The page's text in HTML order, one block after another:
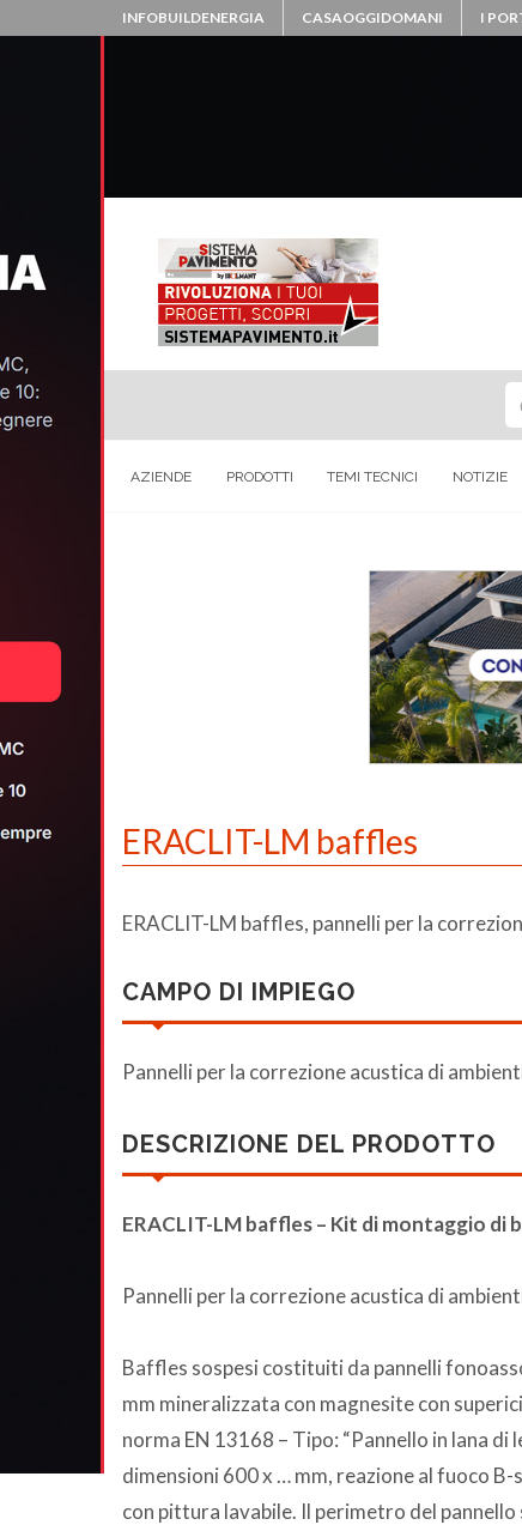
INFOBUILDENERGIA CASAOGGIDOMANI I
AZIENDE PRODOTTI TEMI TECNICI NOTIZIE
ERACLIT-LM baffles
ERACLIT-LM baffles, pannelli per la
CAMPO DI IMPIEGO
Pannelli per la correzione acustica di
DESCRIZIONE DEL PRODOTTO
ERACLIT-LM baffles – Kit di montaggio
Pannelli per la correzione acustica di
Baffles sospesi costituiti da pannelli
mm mineralizzata con magnesite con
norma EN 13168 – Tipo: “Pannello in lana
dimensioni 600 x … mm, reazione al fuoco
con pittura lavabile. Il perimetro del